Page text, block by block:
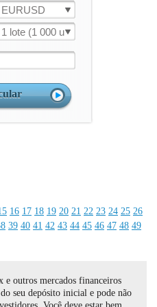
EURUSD
1 lote (1 000 un.)
16 17 18 19 20 21 22 23 24 25 26
39 40 41 42 43 44 45 46 47 48 49
e outros mercados financeiros
seu depósito inicial e pode não